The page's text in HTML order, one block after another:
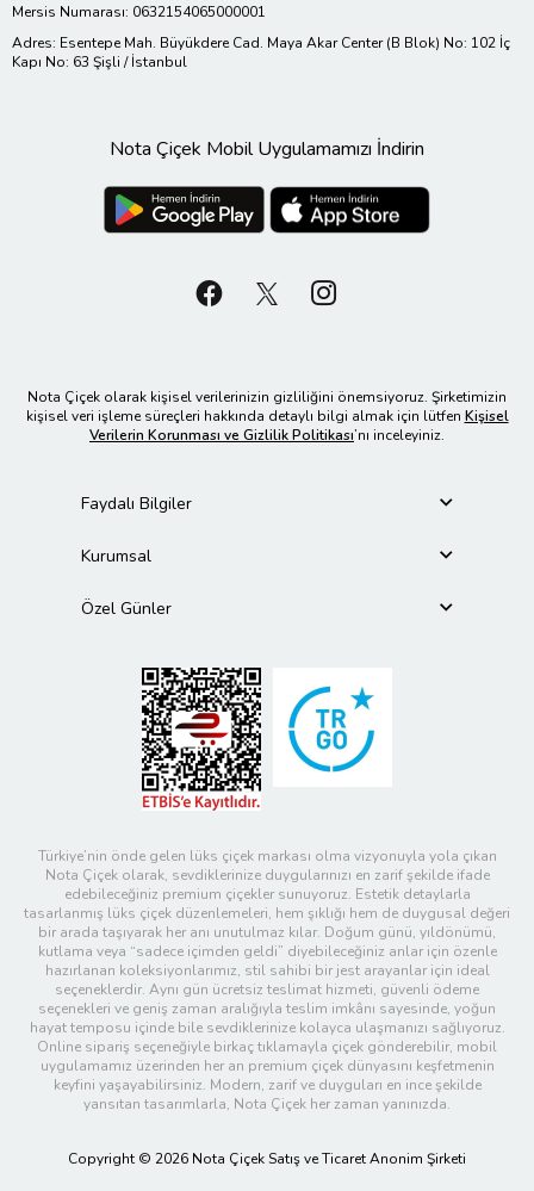
Mersis Numarası: 0632154065000001
Adres: Esentepe Mah. Büyükdere Cad. Maya Akar Center (B Blok) No: 102 İç
Kapı No: 63 Şişli / İstanbul
Nota Çiçek Mobil Uygulamamızı İndirin
Nota Çiçek olarak kişisel verilerinizin gizliliğini önemsiyoruz. Şirketimizin
kişisel veri işleme süreçleri hakkında detaylı bilgi almak için lütfen Kişisel
Verilerin Korunması ve Gizlilik Politikası’nı inceleyiniz.
Faydalı Bilgiler
Kurumsal
Özel Günler
Türkiye’nin önde gelen lüks çiçek markası olma vizyonuyla yola çıkan
Nota Çiçek olarak, sevdiklerinize duygularınızı en zarif şekilde ifade
edebileceğiniz premium çiçekler sunuyoruz. Estetik detaylarla
tasarlanmış lüks çiçek düzenlemeleri, hem şıklığı hem de duygusal değeri
bir arada taşıyarak her anı unutulmaz kılar. Doğum günü, yıldönümü,
kutlama veya “sadece içimden geldi” diyebileceğiniz anlar için özenle
hazırlanan koleksiyonlarımız, stil sahibi bir jest arayanlar için ideal
seçeneklerdir. Aynı gün ücretsiz teslimat hizmeti, güvenli ödeme
seçenekleri ve geniş zaman aralığıyla teslim imkânı sayesinde, yoğun
hayat temposu içinde bile sevdiklerinize kolayca ulaşmanızı sağlıyoruz.
Online sipariş seçeneğiyle birkaç tıklamayla çiçek gönderebilir, mobil
uygulamamız üzerinden her an premium çiçek dünyasını keşfetmenin
keyfini yaşayabilirsiniz. Modern, zarif ve duyguları en ince şekilde
yansıtan tasarımlarla, Nota Çiçek her zaman yanınızda.
Copyright © 2026 Nota Çiçek Satış ve Ticaret Anonim Şirketi